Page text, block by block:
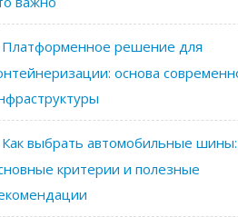
Платформенное решение для
основа
Как выбрать автомобильные шины:
критерии и полезные